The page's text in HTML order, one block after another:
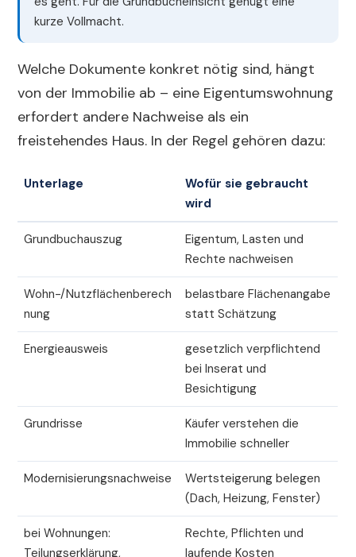
kurze Vollmacht.
Welche Dokumente konkret nötig sind, hängt
von der Immobilie ab – eine Eigentumswohnung
erfordert andere Nachweise als ein
freistehendes Haus. In der Regel gehören dazu:
Unterlage
Wofür sie gebraucht
wird
Grundbuchauszug
Eigentum, Lasten und
Rechte nachweisen
Wohn-/Nutzflächenberech
nung
belastbare Flächenangabe
statt Schätzung
Energieausweis
gesetzlich verpflichtend
bei Inserat und
Besichtigung
Grundrisse
Käufer verstehen die
Immobilie schneller
Modernisierungsnachweise
Wertsteigerung belegen
(Dach, Heizung, Fenster)
bei Wohnungen:
Teilungserklärung,
Rechte, Pflichten und
laufende Kosten